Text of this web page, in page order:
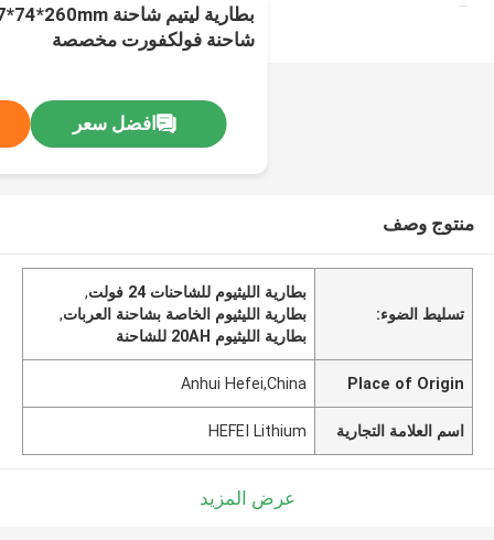
شاحنة فولكفورت مخصصة
افضل سعر
منتوج وصف
تسليط الضوء:
بطارية الليثيوم للشاحنات 24 فولت
,
بطارية الليثيوم الخاصة بشاحنة العربات,
بطارية الليثيوم 20AH للشاحنة
Place of Origin
Anhui Hefei,China
اسم العلامة التجارية HEFEI Lithium
عرض المزيد